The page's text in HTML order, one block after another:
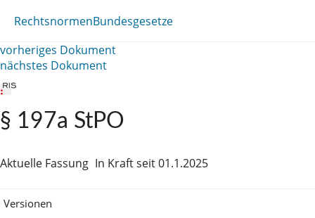
RechtsnormenBundesgesetze
vorheriges Dokument
nächstes Dokument
§ 197a StPO
Aktuelle Fassung In Kraft seit 01.1.2025
Versionen